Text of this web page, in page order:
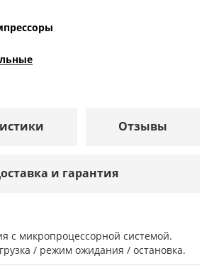
Отзывы
и гарантия
с микропроцессорной системой.
/ режим ожидания / остановка.